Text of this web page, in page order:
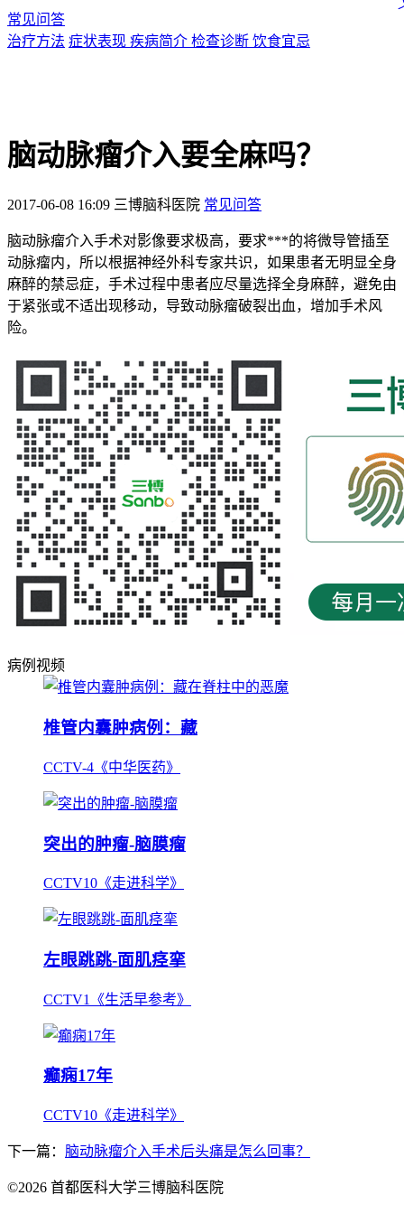
常见问答
治疗方法 症状表现 疾病简介 检查诊断 饮食宜忌
脑动脉瘤介入要全麻吗？
2017-06-08 16:09 三博脑科医院 常见问答
脑动脉瘤介入手术对影像要求极高，要求***的将微导管插至
动脉瘤内，所以根据神经外科专家共识，如果患者无明显全身
麻醉的禁忌症，手术过程中患者应尽量选择全身麻醉，避免由
于紧张或不适出现移动，导致动脉瘤破裂出血，增加手术风
险。
病例视频
椎管内囊肿病例：藏
CCTV-4《中华医药》
突出的肿瘤-脑膜瘤
CCTV10《走进科学》
左眼跳跳-面肌痉挛
CCTV1《生活早参考》
癫痫17年
CCTV10《走进科学》
下一篇： 脑动脉瘤介入手术后头痛是怎么回事？
©2026 首都医科大学三博脑科医院